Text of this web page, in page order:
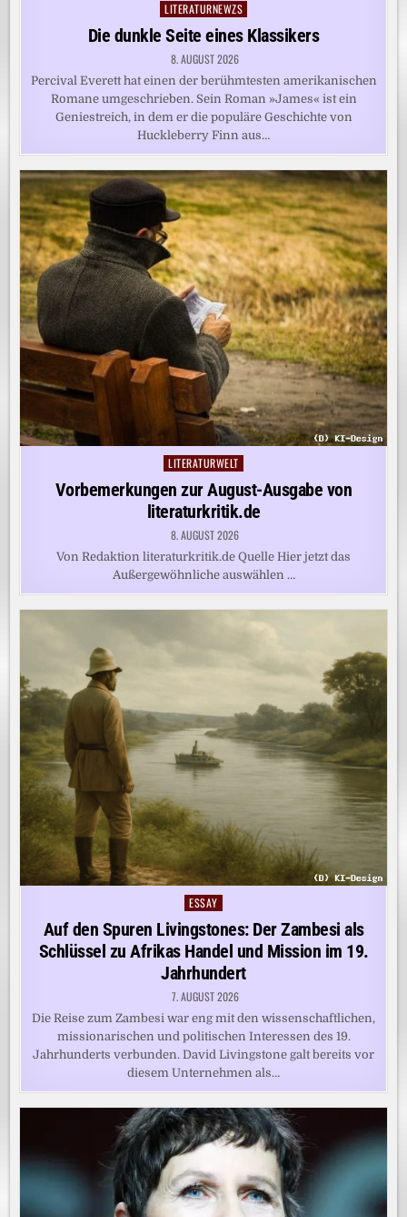
Posted
in
LITERATURNEWZS
Die dunkle Seite eines Klassikers
8. AUGUST 2026
Percival Everett hat einen der berühmtesten amerikanischen
Romane umgeschrieben. Sein Roman »James« ist ein
Geniestreich, in dem er die populäre Geschichte von
Huckleberry Finn aus…
Posted
LITERATURWELT
Vorbemerkungen zur August-Ausgabe von
literaturkritik.de
8. AUGUST 2026
Von Redaktion literaturkritik.de Quelle Hier jetzt das
Außergewöhnliche auswählen …
Posted
ESSAY
Auf den Spuren Livingstones: Der Zambesi als
Schlüssel zu Afrikas Handel und Mission im 19.
Jahrhundert
7. AUGUST 2026
Die Reise zum Zambesi war eng mit den wissenschaftlichen,
missionarischen und politischen Interessen des 19.
Jahrhunderts verbunden. David Livingstone galt bereits vor
diesem Unternehmen als…